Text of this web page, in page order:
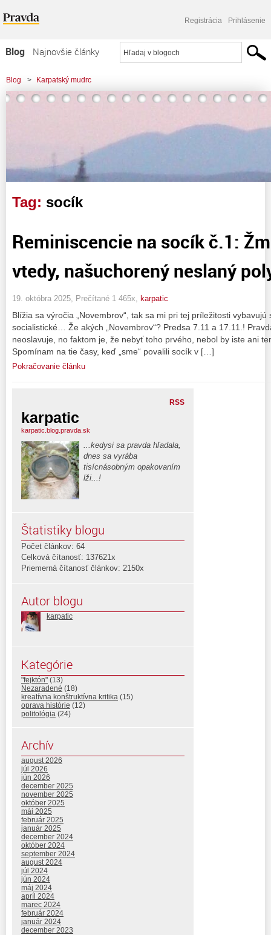
Registrácia Prihlásenie
Blog
Najnovšie články
Najčítanejšie články
Najkomentovanejšie články
Blog > Karpatský mudrc
> Reminiscencie na socík č.1: Žmolkový chlieb vtedy, našuchorený neslaný
Tag: socík
Reminiscencie na socík č.1:
vtedy, našuchorený neslaný
19. októbra 2025, Prečítané 1 465x, karpatic
Blížia sa výročia „Novembrov“, tak sa mi pri tej príležitosti
socialistické… Že akých „Novembrov“? Predsa 7.11 a 17.11.!
neoslavuje, no faktom je, že nebyť toho prvého, nebol by iste ani
Spomínam na tie časy, keď „sme“ povalili socík v […]
Pokračovanie článku
RSS
karpatic
karpatic.blog.pravda.sk
...kedysi sa pravda hľadala,
dnes sa vyrába
tisícnásobným opakovaním
lži...!
Štatistiky blogu
Počet článkov: 64
Celková čítanosť: 137621x
Priemerná čítanosť článkov: 2150x
Autor blogu
karpatic
Kategórie
"fejktón" (13)
Nezaradené (18)
kreatívna konštruktívna kritika (15)
oprava histórie (12)
politológia (24)
Archív
august 2026
júl 2026
jún 2026
december 2025
november 2025
október 2025
máj 2025
február 2025
január 2025
december 2024
október 2024
september 2024
august 2024
júl 2024
jún 2024
máj 2024
apríl 2024
marec 2024
február 2024
január 2024
december 2023